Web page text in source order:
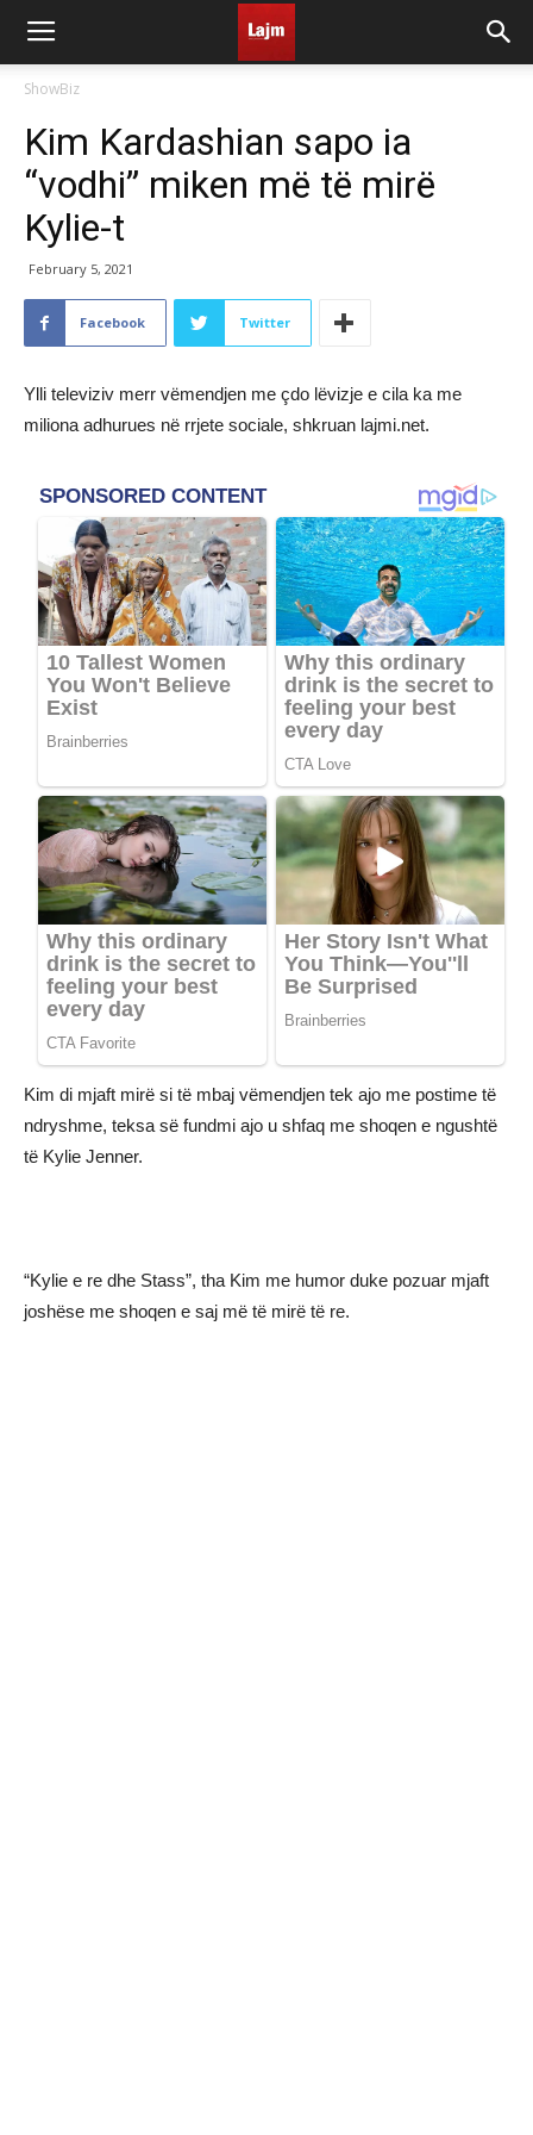
ShowBiz
Kim Kardashian sapo ia
“vodhi” miken më të mirë
Kylie-t
February 5, 2021
Facebook Twitter
Ylli televiziv merr vëmendjen me çdo lëvizje e cila ka me
miliona adhurues në rrjete sociale, shkruan lajmi.net.
Kim di mjaft mirë si të mbaj vëmendjen tek ajo me postime të
ndryshme, teksa së fundmi ajo u shfaq me shoqen e ngushtë
të Kylie Jenner.
“Kylie e re dhe Stass”, tha Kim me humor duke pozuar mjaft
joshëse me shoqen e saj më të mirë të re.